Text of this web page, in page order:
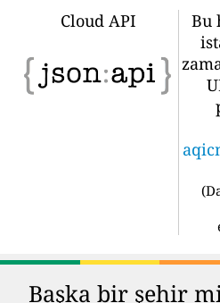
Cloud API
Bu
(
Başka bir şehir